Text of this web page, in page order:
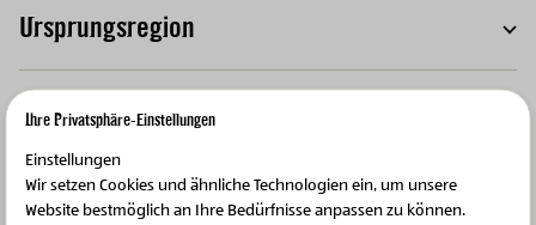
Ursprungsregion
Mehrwert für die Region
Ihre Privatsphäre-Einstellungen
Einstellungen
Wir setzen Cookies und ähnliche Technologien ein, um unsere
Website bestmöglich an Ihre Bedürfnisse anpassen zu können.